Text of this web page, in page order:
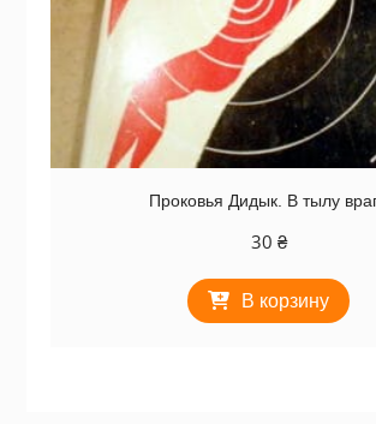
Проковья Дидык. В тылу
30 ₴
В корзину